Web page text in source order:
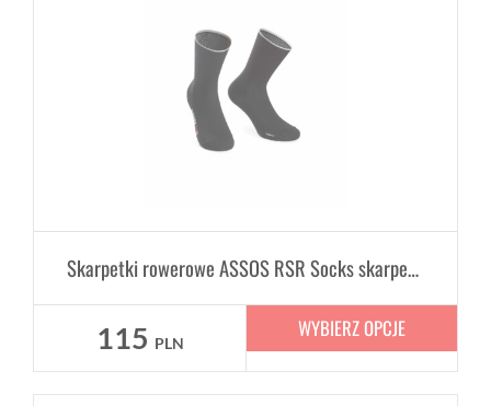
Skarpetki rowerowe ASSOS RSR Socks skarpety Unisex
115 PLN
WYBIERZ OPCJE